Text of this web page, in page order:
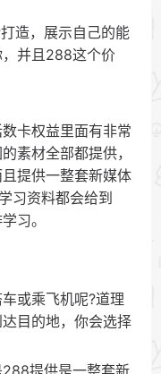
造，展示自己的能
并且288这个价
卡权益里面有非常
素材全部都提供，
提供一整套新媒体
习资料都会给到
习。
或乘飞机呢?道理
目的地，你会选择
提供是一整套新